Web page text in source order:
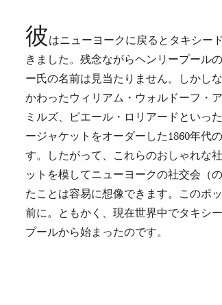
彼はニューヨークに戻るとタキシー
きました。残念ながらヘンリープール
ー氏の名前は見当たりません。しかし
かわったウィリアム・ウォルドーフ・
ミルズ、ピエール・ロリアードといっ
ージャケットをオーダーした1860年代
す。したがって、これらのおしゃれな
ットを模してニューヨークの社交会（
たことは容易に想像できます。このポ
前に。ともかく、現在世界中でタキシ
プールから始まったのです。